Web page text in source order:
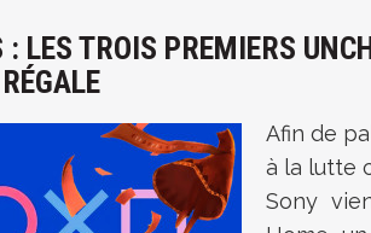
LES TROIS PREMIERS
Afin de
à la lutte
Sony